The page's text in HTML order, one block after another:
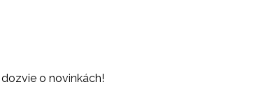
o novinkách!